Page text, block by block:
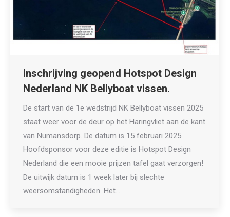
Inschrijving geopend Hotspot Design
Nederland NK Bellyboat vissen.
De start van de 1e wedstrijd NK Bellyboat vissen 2025
staat weer voor de deur op het Haringvliet aan de kant
van Numansdorp. De datum is 15 februari 2025.
Hoofdsponsor voor deze editie is Hotspot Design
Nederland die een mooie prijzen tafel gaat verzorgen!
De uitwijk datum is 1 week later bij slechte
weersomstandigheden. Het…